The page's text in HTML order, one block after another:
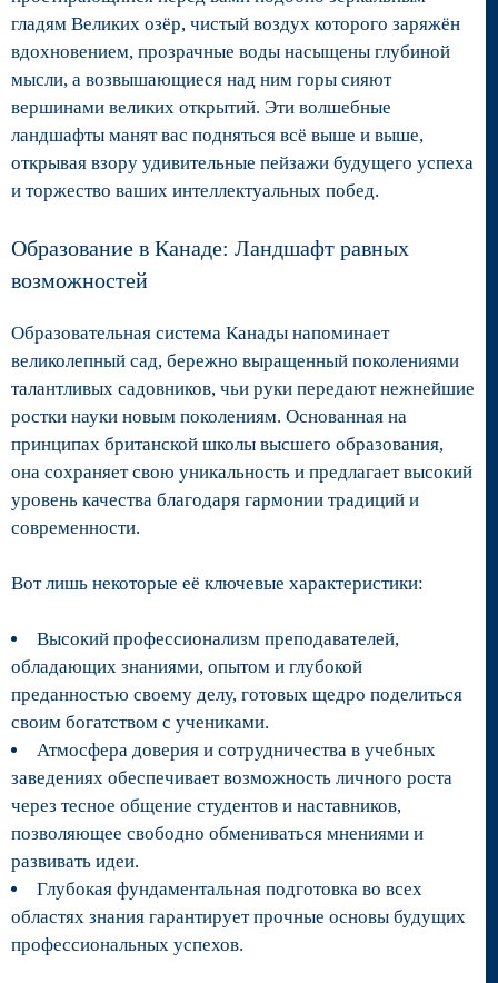
на работу втечение 20 часов в неделю в свободное от
Торонто - красивый и в основном чистый город с
дружелюбными людьми. Общественный транспорт удобно
развит, как автобусы, так и метро. От себя советую и город
гладям Великих озёр, чистый воздух которого заряжён
вдохновением, прозрачные воды насыщены глубиной
мысли, а возвышающиеся над ним горы сияют
вершинами великих открытий. Эти волшебные
ландшафты манят вас подняться всё выше и выше,
открывая взору удивительные пейзажи будущего успеха
и торжество ваших интеллектуальных побед.
Образование в Канаде: Ландшафт равных
возможностей
Образовательная система Канады напоминает
великолепный сад, бережно выращенный поколениями
талантливых садовников, чьи руки передают нежнейшие
ростки науки новым поколениям. Основанная на
принципах британской школы высшего образования,
она сохраняет свою уникальность и предлагает высокий
уровень качества благодаря гармонии традиций и
современности.
Вот лишь некоторые её ключевые характеристики:
Высокий профессионализм преподавателей,
обладающих знаниями, опытом и глубокой
преданностью своему делу, готовых щедро поделиться
своим богатством с учениками.
Атмосфера доверия и сотрудничества в учебных
заведениях обеспечивает возможность личного роста
через тесное общение студентов и наставников,
позволяющее свободно обмениваться мнениями и
развивать идеи.
Глубокая фундаментальная подготовка во всех
областях знания гарантирует прочные основы будущих
профессиональных успехов.